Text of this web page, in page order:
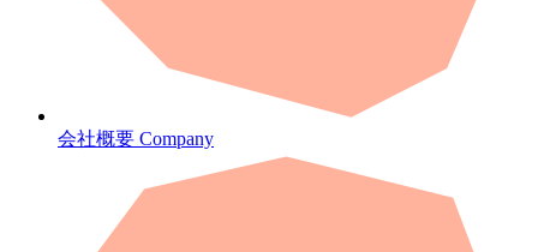
会社概要 Company